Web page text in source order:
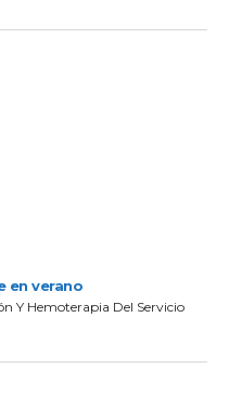
en verano
Y Hemoterapia Del Servicio